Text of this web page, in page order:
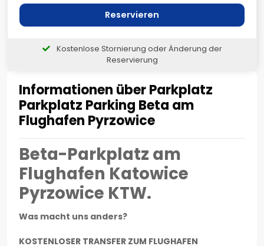
Informationen über Parkplatz
Parkplatz Parking Beta am
Flughafen Pyrzowice
Beta-Parkplatz am
Flughafen Katowice
Pyrzowice KTW.
Was macht uns anders?
KOSTENLOSER TRANSFER ZUM FLUGHAFEN
Reservieren
Kostenlose Stornierung oder Änderung der
Reservierung